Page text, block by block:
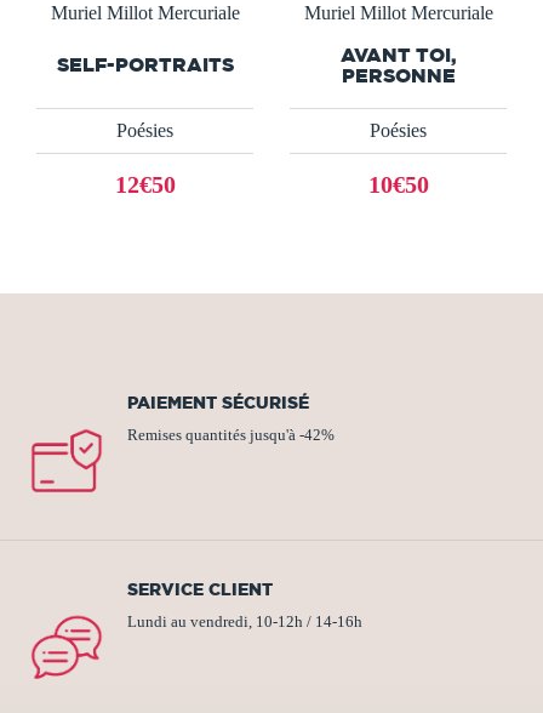
Muriel Millot Mercuriale
SELF-PORTRAITS
Poésies
12€50
Muriel Millot Mercuriale
AVANT TOI,
PERSONNE
Poésies
10€50
PAIEMENT SÉCURISÉ
Remises quantités jusqu'à -42%
SERVICE CLIENT
Lundi au vendredi, 10-12h / 14-16h